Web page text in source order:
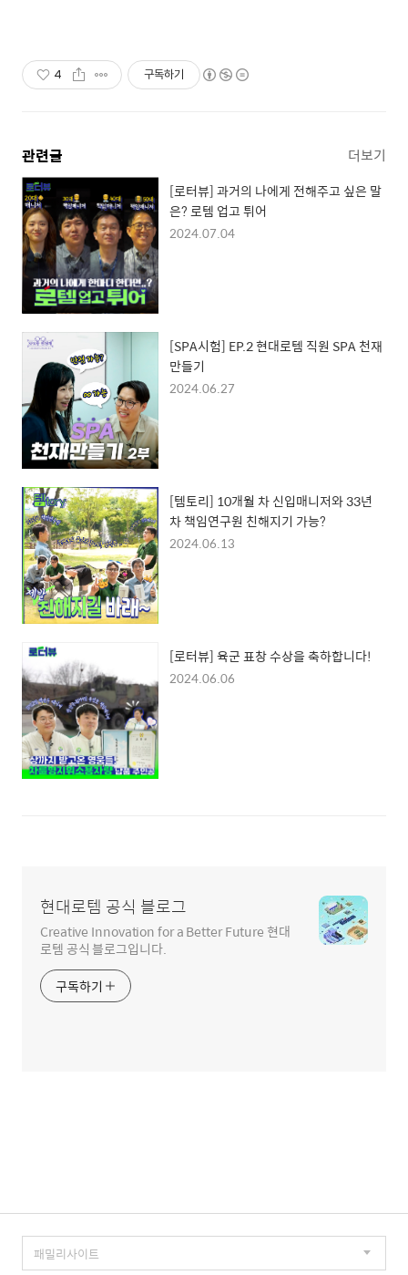
4 구독하기
관련글 더보기
[로터뷰] 과거의 나에게 전해주고 싶은 말
은? 로템 업고 튀어
2024.07.04
[SPA시험] EP.2 현대로템 직원 SPA 천재
만들기
2024.06.27
[템토리] 10개월 차 신입매니저와 33년
차 책임연구원 친해지기 가능?
2024.06.13
[로터뷰] 육군 표창 수상을 축하합니다!
2024.06.06
현대로템 공식 블로그
Creative Innovation for a Better Future 현대
로템 공식 블로그입니다.
구독하기